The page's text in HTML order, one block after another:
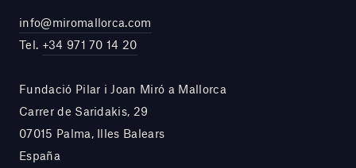
info@miromallorca.com
Tel. +34 971 70 14 20
Fundació Pilar i Joan Miró a Mallorca
Carrer de Saridakis, 29
07015 Palma, Illes Balears
España